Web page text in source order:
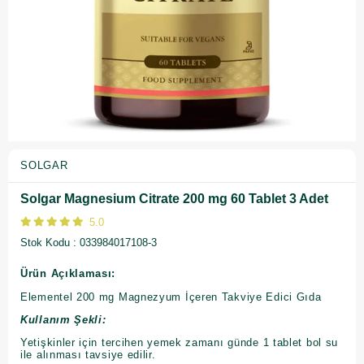
SOLGAR
Solgar Magnesium Citrate 200 mg 60 Tablet 3 Adet
5.0
Stok Kodu
033984017108-3
Ürün Açıklaması:
Elementel 200 mg Magnezyum İçeren Takviye Edici Gıda
Kullanım Şekli:
Yetişkinler için tercihen yemek zamanı günde 1 tablet bol su
ile alınması tavsiye edilir.